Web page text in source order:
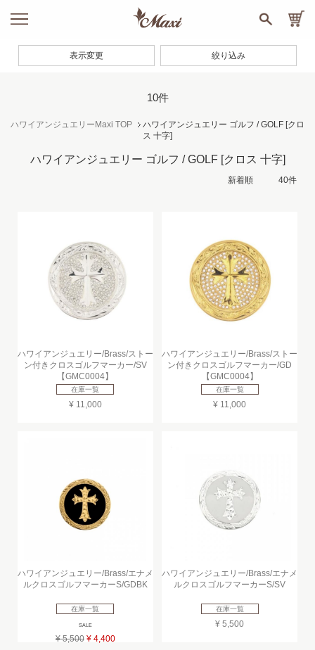
10件
ハワイアンジュエリーMaxi TOP ハワイアンジュエリー ゴルフ / GOLF [クロ
ス 十字]
ハワイアンジュエリー ゴルフ / GOLF [クロス 十字]
ハワイアンジュエリー/Brass/ストー
ン付きクロスゴルフマーカー/SV
【GMC0004】
在庫一覧
¥ 11,000
ハワイアンジュエリー/Brass/ストー
ン付きクロスゴルフマーカー/GD
【GMC0004】
在庫一覧
¥ 11,000
ハワイアンジュエリー/Brass/エナメ
ルクロスゴルフマーカーS/GDBK
在庫一覧
SALE
¥ 5,500 ¥ 4,400
ハワイアンジュエリー/Brass/エナメ
ルクロスゴルフマーカーS/SV
在庫一覧
¥ 5,500
表示変更 絞り込み